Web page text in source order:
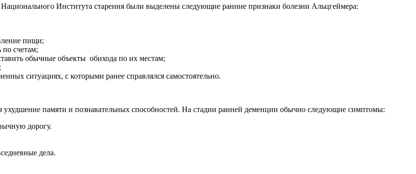
Института старения были выделены следующие ранние признаки болезни Альцгеймера:
пищи;
по счетам;
обычные объекты обихода по их местам;
ситуациях, с которыми ранее справлялся самостоятельно.
ухудшение памяти и познавательных способностей. На стадии ранней деменции обычно следующие симптомы:
дорогу.
дела.